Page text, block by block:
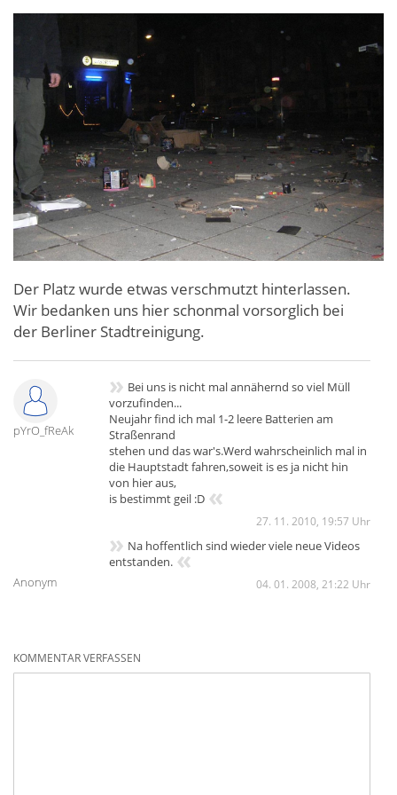
Der Platz wurde etwas verschmutzt hinterlassen.
Wir bedanken uns hier schonmal vorsorglich bei
der Berliner Stadtreinigung.
pYrO_fReAk
» Bei uns is nicht mal annähernd so viel Müll
vorzufinden...
Neujahr find ich mal 1-2 leere Batterien am
Straßenrand
stehen und das war's.Werd wahrscheinlich mal in
die Hauptstadt fahren,soweit is es ja nicht hin
von hier aus,
is bestimmt geil :D «
27. 11. 2010, 19:57 Uhr
Anonym
» Na hoffentlich sind wieder viele neue Videos
entstanden. «
04. 01. 2008, 21:22 Uhr
KOMMENTAR VERFASSEN